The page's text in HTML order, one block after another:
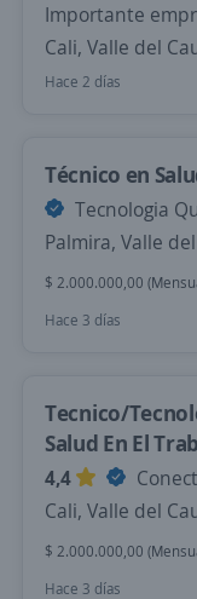
Importante
Cali, Valle del
Hace 2 días
Técnico en
Tecnologia
Palmira, Valle
$ 2.000.000,00
Hace 3 días
Tecnico/
Salud En El
4,4
Cali, Valle del
$ 2.000.000,00
Hace 3 días